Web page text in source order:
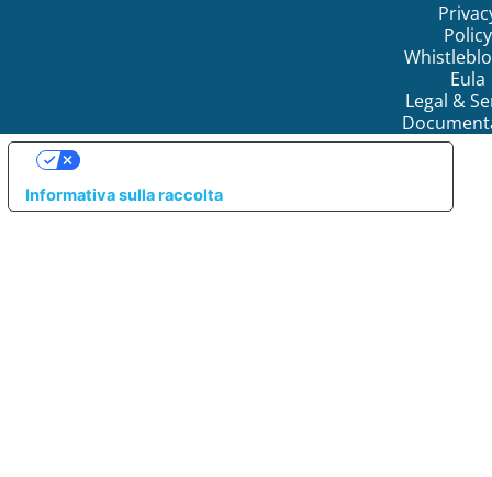
Policy
Eula
Legal &
Informativa sulla raccolta